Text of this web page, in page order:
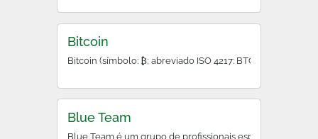
Bitcoin
Bitcoin (símbolo: ₿; abreviado ISO 4217: BTC ou XBT) é
Blue Team
Blue Team é um grupo de profissionais especializados